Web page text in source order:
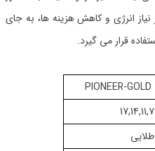
انرژی و کاهش هزینه ها، به جای
قرار می گیرد.
17,14,11,7
طلایی